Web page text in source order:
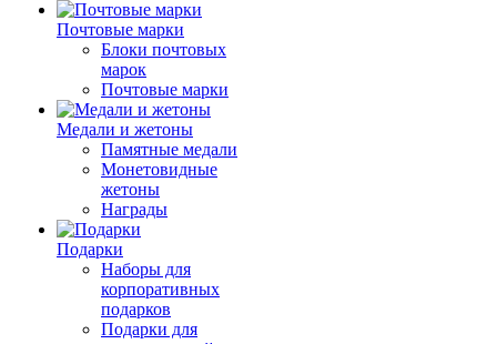
Почтовые марки
Блоки почтовых
марок
Почтовые марки
Медали и жетоны
Памятные медали
Монетовидные
жетоны
Награды
Подарки
Наборы для
корпоративных
подарков
Подарки для